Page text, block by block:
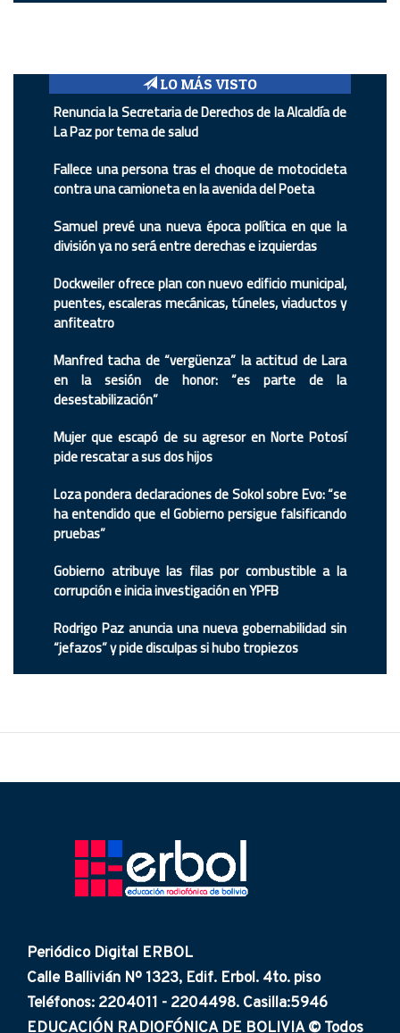
LO MÁS VISTO
Renuncia la Secretaria de Derechos de la Alcaldía de
La Paz por tema de salud
Fallece una persona tras el choque de motocicleta
contra una camioneta en la avenida del Poeta
Samuel prevé una nueva época política en que la
división ya no será entre derechas e izquierdas
Dockweiler ofrece plan con nuevo edificio municipal,
puentes, escaleras mecánicas, túneles, viaductos y
anfiteatro
Manfred tacha de “vergüenza” la actitud de Lara
en la sesión de honor: “es parte de la
desestabilización”
Mujer que escapó de su agresor en Norte Potosí
pide rescatar a sus dos hijos
Loza pondera declaraciones de Sokol sobre Evo: “se
ha entendido que el Gobierno persigue falsificando
pruebas”
Gobierno atribuye las filas por combustible a la
corrupción e inicia investigación en YPFB
Rodrigo Paz anuncia una nueva gobernabilidad sin
“jefazos” y pide disculpas si hubo tropiezos
Periódico Digital ERBOL
Calle Ballivián Nº 1323, Edif. Erbol. 4to. piso
Teléfonos: 2204011 - 2204498. Casilla:5946
EDUCACIÓN RADIOFÓNICA DE BOLIVIA © Todos